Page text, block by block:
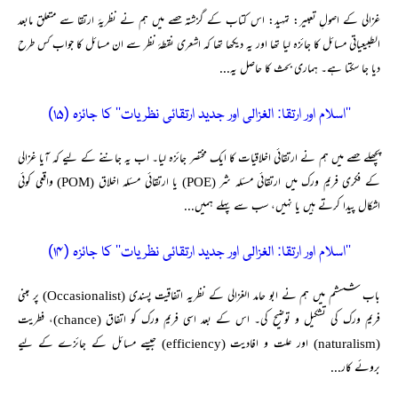
غزالی کے اصولِ تعبیر: تمہید: اس کتاب کے گزشتہ حصے میں ہم نے نظریۂ ارتقا سے متعلق مابعد
الطبیعیاتی مسائل کا جائزہ لیا تھا اور یہ دیکھا تھا کہ اشعری نقطۂ نظر سے ان مسائل کا جواب کس طرح
دیا جا سکتا ہے۔ ہماری بحث کا حاصل یہ...
’’اسلام اور ارتقا: الغزالی اور جدید ارتقائی نظریات‘‘ کا جائزہ (۱۵)
پچھلے حصے میں ہم نے ارتقائی اخلاقیات کا ایک مختصر جائزہ لیا۔ اب یہ جاننے کے لیے کہ آیا غزالی
کے فکری فریم ورک میں ارتقائی مسئلہ شر (POE) یا ارتقائی مسئلہ اخلاق (POM) واقعی کوئی
اشکال پیدا کرتے ہیں یا نہیں، سب سے پہلے ہمیں...
’’اسلام اور ارتقا: الغزالی اور جدید ارتقائی نظریات‘‘ کا جائزہ (۱۴)
باب شسشم میں ہم نے ابو حامد الغزالی کے نظریہ اتفاقیت پسندی (Occasionalist) پر مبنی
فریم ورک کی تشکیل و توضیح کی۔ اس کے بعد اسی فریم ورک کو اتفاق (chance)، فطریت
(naturalism) اور علت و افادیت (efficiency) جیسے مسائل کے جائزے کے لیے
بروئے کار...